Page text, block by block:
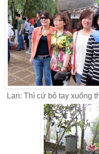
Lan: Thì cứ bỏ tay xuống